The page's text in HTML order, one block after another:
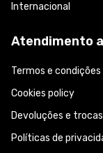
Internacional
Atendimento
Termos e condições
Cookies policy
Devoluções e trocas
Políticas de